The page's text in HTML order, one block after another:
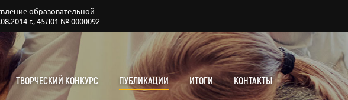
образовательной
г., 45Л01 № 0000092
ТВОРЧЕСКИЙ КОНКУРС ПУБЛИКАЦИИ ИТОГИ КОНТАКТЫ